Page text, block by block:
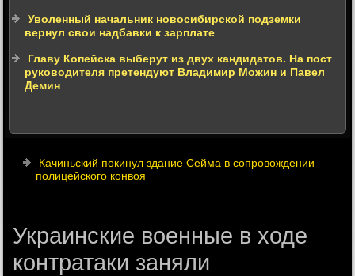
Уволенный начальник новосибирской подземки
вернул свои надбавки к зарплате
Главу Копейска выберут из двух кандидатов. На пост
руководителя претендуют Владимир Можин и Павел
Демин
Качиньский покинул здание Сейма в сопровождении
полицейского конвоя
Украинские военные в ходе
контратаки заняли